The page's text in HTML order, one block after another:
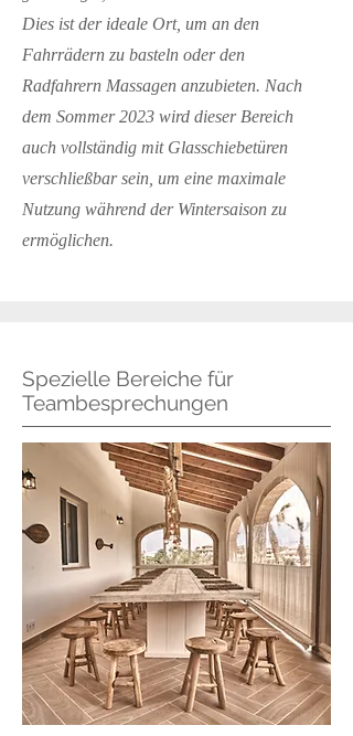
Dies ist der ideale Ort, um an den
Fahrrädern zu basteln oder den
Radfahrern Massagen anzubieten. Nach
dem Sommer 2023 wird dieser Bereich
auch vollständig mit Glasschiebetüren
verschließbar sein, um eine maximale
Nutzung während der Wintersaison zu
ermöglichen.
Spezielle Bereiche für
Teambesprechungen